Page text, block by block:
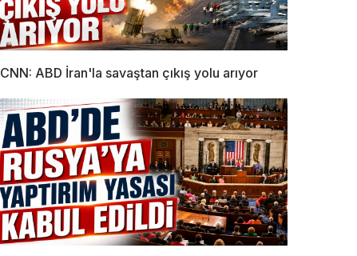
CNN: ABD İran'la savaştan çıkış yolu arıyor